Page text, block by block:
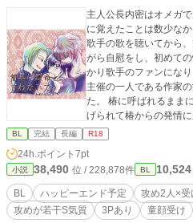
主人公長内密はオメガ
に覚えたことは数少な
歌手の歌を聴いてから
がら自慰をし、初めて
かり歌手のファンにな
主催の一人である作家
た。 椿に呼ばれるまま
げられて椿からの発情
帰られ、椿と密は本能
物足りない。 運命とい
しかけてきた人物で、
も、運命の番。番が二
人でオメガの青年を取り合います。 ※R-
オメガバースの溺愛で
意ください。
BL 完結 長編 R18
24h.ポイント 7pt
小説 38,490 位 / 228,878件 BL 10,524
BL ハッピーエンド予定 攻め2人×受
攻めが若干S気質
3Pあり 童顔受け